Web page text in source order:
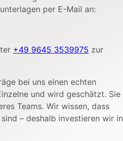
per E-Mail an:
+49 9645 3539975 zur
bei uns einen echten
und wird geschätzt. Sie
Teams. Wir wissen, dass
– deshalb investieren wir in